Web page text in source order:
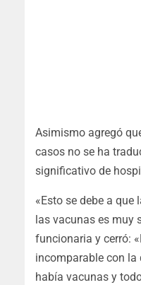
Asimismo agregó
casos no se ha
significativo de
«Esto se debe a que
las vacunas es muy
funcionaria y cerró: «
incomparable con
había vacunas y